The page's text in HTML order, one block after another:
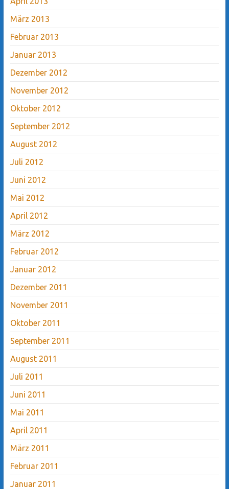
März 2013
Februar 2013
Januar 2013
Dezember 2012
November 2012
Oktober 2012
September 2012
August 2012
Juli 2012
Juni 2012
Mai 2012
April 2012
März 2012
Februar 2012
Januar 2012
Dezember 2011
November 2011
Oktober 2011
September 2011
August 2011
Juli 2011
Juni 2011
Mai 2011
April 2011
März 2011
Februar 2011
Januar 2011